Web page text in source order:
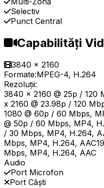
Selectiv
Punct Central
Capabilități
3840 x 2160
Formate:MPEG-4, H.264
Rezoluții:
3840 x 2160 @ 25p / 120
x 2160 @ 23.98p / 120
1080 @ 60p / 60 Mbps,
@ 50p / 60 Mbps, MP4,
/ 30 Mbps, MP4, H.264,
Mbps, MP4, H.264,
Mbps, MP4, H.264, AAC
Audio
Port Microfon
Port Căști